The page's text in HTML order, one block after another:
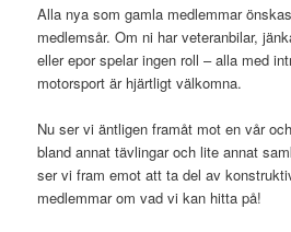
Alla nya som gamla medlemmar
medlemsår. Om ni har veteranbilar,
eller epor spelar ingen roll – alla med
motorsport är hjärtligt välkomna.
Nu ser vi äntligen framåt mot en vår
bland annat tävlingar och lite annat
ser vi fram emot att ta del av
medlemmar om vad vi kan hitta på!